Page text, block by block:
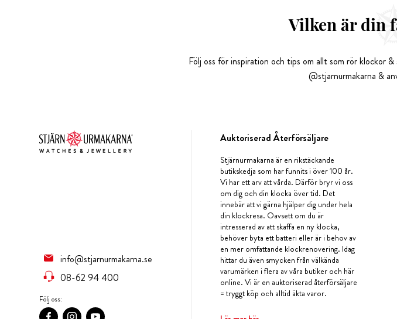
Vilken är din
Följ oss för inspiration och tips om allt som rör klockor
@stjarnurmakarna &
info@stjarnurmakarna.se
08-62 94 400
Följ oss:
Auktoriserad Återförsäljare
Stjärnurmakarna är en rikstäckande
butikskedja som har funnits i över 100 år.
Vi har ett arv att vårda. Därför bryr vi oss
om dig och din klocka över tid. Det
innebär att vi gärna hjälper dig under hela
din klockresa. Oavsett om du är
intresserad av att skaffa en ny klocka,
behöver byta ett batteri eller är i behov av
en mer omfattande klockrenovering. Idag
hittar du även smycken från välkända
varumärken i flera av våra butiker och här
online. Vi är en auktoriserad återförsäljare
= tryggt köp och alltid äkta varor.